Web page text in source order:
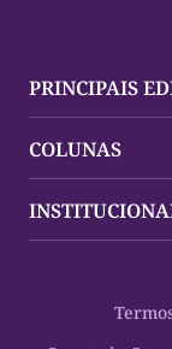
PRINCIPAIS
Palmas
Mundo
Oportunidades
COLUNAS
Policial
Planeta Vivo